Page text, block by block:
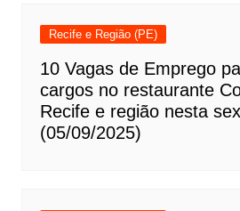
Recife e Região (PE)
10 Vagas de Emprego
cargos no restaurante
Recife e região nesta
(05/09/2025)